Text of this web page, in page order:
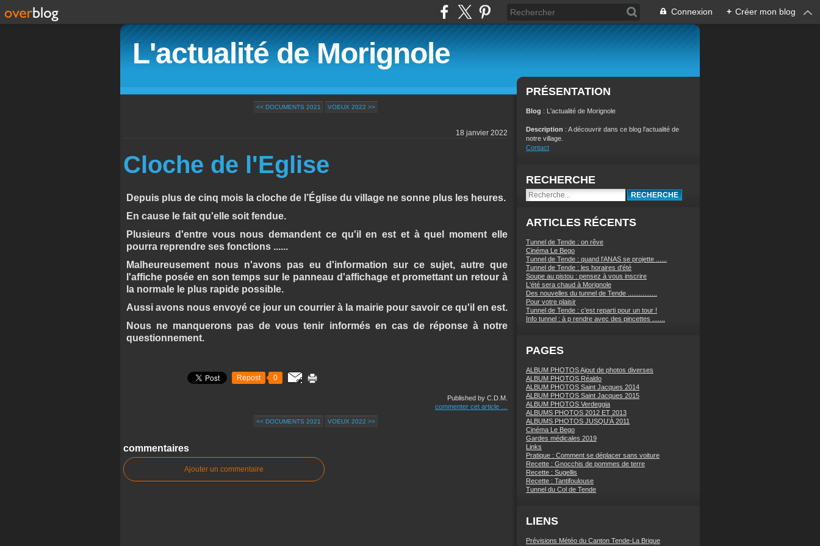
Connexion + Créer mon blog
L'actualité de Morignole
<< DOCUMENTS 2021 VOEUX 2022 >>
18 janvier 2022
Cloche de l'Eglise
Depuis plus de cinq mois la cloche de l’Église du village ne sonne plus les heures.
En cause le fait qu'elle soit fendue.
Plusieurs d'entre vous nous demandent ce qu'il en est et à quel moment elle
pourra reprendre ses fonctions ......
Malheureusement nous n'avons pas eu d'information sur ce sujet, autre que
l'affiche posée en son temps sur le panneau d'affichage et promettant un retour à
la normale le plus rapide possible.
Aussi avons nous envoyé ce jour un courrier à la mairie pour savoir ce qu'il en est.
Nous ne manquerons pas de vous tenir informés en cas de réponse à notre
questionnement.
Repost 0
Published by C.D.M.
commenter cet article
<< DOCUMENTS 2021 VOEUX 2022 >>
commentaires
Ajouter un commentaire
PRÉSENTATION
Blog : L'actualité de Morignole
Description : A découvrir dans ce blog l'actualité de
notre village.
Contact
RECHERCHE
ARTICLES RÉCENTS
Tunnel de Tende : on rêve
Cinéma Le Bego
Tunnel de Tende : quand l'ANAS se projette ......
Tunnel de Tende : les horaires d'été
Soupe au pistou : pensez à vous inscrire
L'été sera chaud à Morignole
Des nouvelles du tunnel de Tende ................
Pour votre plaisir
Tunnel de Tende : c'est reparti pour un tour !
Info tunnel : à p rendre avec des pincettes .......
PAGES
ALBUM PHOTOS Ajout de photos diverses
ALBUM PHOTOS Réaldo
ALBUM PHOTOS Saint Jacques 2014
ALBUM PHOTOS Saint Jacques 2015
ALBUM PHOTOS Verdeggia
ALBUMS PHOTOS 2012 ET 2013
ALBUMS PHOTOS JUSQU’À 2011
Cinéma Le Bego
Gardes médicales 2019
Links
Pratique : Comment se déplacer sans voiture
Recette : Gnocchis de pommes de terre
Recette : Sugellis
Recette : Tantifoulouse
Tunnel du Col de Tende
LIENS
Prévisions Météo du Canton Tende-La Brigue